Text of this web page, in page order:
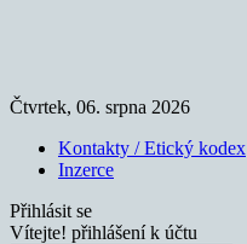
Čtvrtek, 06. srpna 2026
Kontakty / Etický kodex
Inzerce
Přihlásit se
Vítejte! přihlášení k účtu